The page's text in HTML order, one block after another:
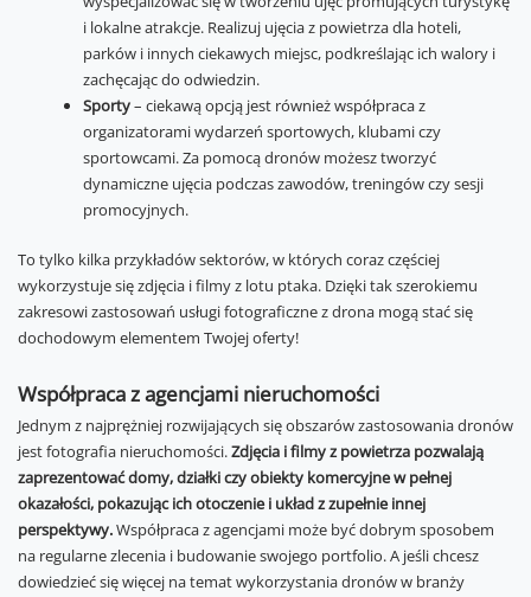
i lokalne atrakcje. Realizuj ujęcia z powietrza dla hoteli,
parków i innych ciekawych miejsc, podkreślając ich walory i
zachęcając do odwiedzin.
Sporty– ciekawą opcją jest również współpraca z
organizatorami wydarzeń sportowych, klubami czy
sportowcami. Za pomocą dronów możesz tworzyć
dynamiczne ujęcia podczas zawodów, treningów czy sesji
promocyjnych.
To tylko kilka przykładów sektorów, w których coraz częściej
wykorzystuje się zdjęcia i filmy z lotu ptaka. Dzięki tak szerokiemu
zakresowi zastosowań usługi fotograficzne z drona mogą stać się
dochodowym elementem Twojej oferty!
Współpraca z agencjami nieruchomości
Jednym z najprężniej rozwijających się obszarów zastosowania dronów
jest fotografia nieruchomości.Zdjęcia i filmy z powietrza pozwalają
zaprezentować domy, działki czy obiekty komercyjne w pełnej
okazałości, pokazując ich otoczenie i układ z zupełnie innej
perspektywy.Współpraca z agencjami może być dobrym sposobem
na regularne zlecenia i budowanie swojego portfolio. A jeśli chcesz
dowiedzieć się więcej na temat wykorzystania dronów w branży